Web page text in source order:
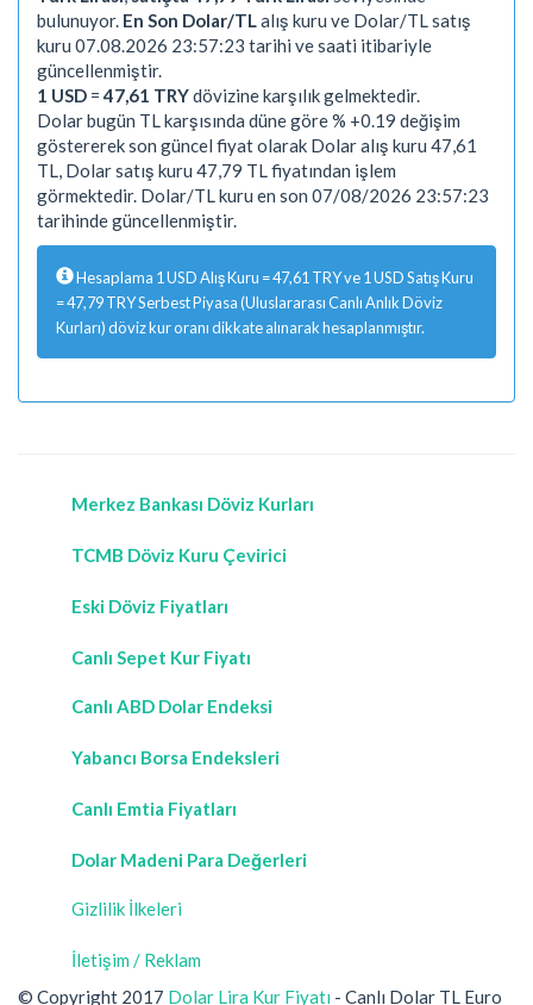
bulunuyor. En Son Dolar/TL alış kuru ve Dolar/TL satış
kuru 07.08.2026 23:57:23 tarihi ve saati itibariyle
güncellenmiştir.
1 USD =47,61 TRYdövizine karşılık gelmektedir.
Dolar bugün TL karşısında düne göre % +0.19 değişim
göstererek son güncel fiyat olarak Dolar alış kuru 47,61
TL, Dolar satış kuru 47,79 TL fiyatından işlem
görmektedir. Dolar/TL kuru en son 07/08/2026 23:57:23
tarihinde güncellenmiştir.
Hesaplama 1 USD Alış Kuru = 47,61 TRY ve 1 USD Satış Kuru
= 47,79 TRY Serbest Piyasa (Uluslararası Canlı Anlık Döviz
Kurları) döviz kur oranı dikkate alınarak hesaplanmıştır.
Merkez Bankası Döviz Kurları
TCMB Döviz Kuru Çevirici
Eski Döviz Fiyatları
Canlı Sepet Kur Fiyatı
Canlı ABD Dolar Endeksi
Yabancı Borsa Endeksleri
Canlı Emtia Fiyatları
Dolar Madeni Para Değerleri
Gizlilik İlkeleri
İletişim / Reklam
© Copyright 2017 Dolar Lira Kur Fiyatı - Canlı Dolar TL Euro